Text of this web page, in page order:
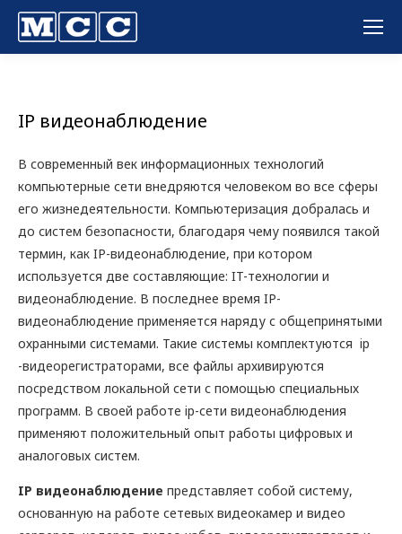
IP видеонаблюдение
В современный век информационных технологий
компьютерные сети внедряются человеком во все сферы
его жизнедеятельности. Компьютеризация добралась и
до систем безопасности, благодаря чему появился такой
термин, как IP-видеонаблюдение, при котором
используется две составляющие: IT-технологии и
видеонаблюдение. В последнее время IP-
видеонаблюдение применяется наряду с общепринятыми
охранными системами. Такие системы комплектуются ip
-видеорегистраторами, все файлы архивируются
посредством локальной сети с помощью специальных
программ. В своей работе ip-сети видеонаблюдения
применяют положительный опыт работы цифровых и
аналоговых систем.
IP видеонаблюдение представляет собой систему,
основанную на работе сетевых видеокамер и видео